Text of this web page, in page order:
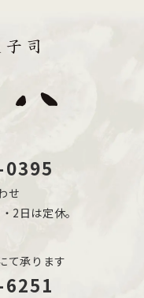
せ
2日は定休。
て承ります